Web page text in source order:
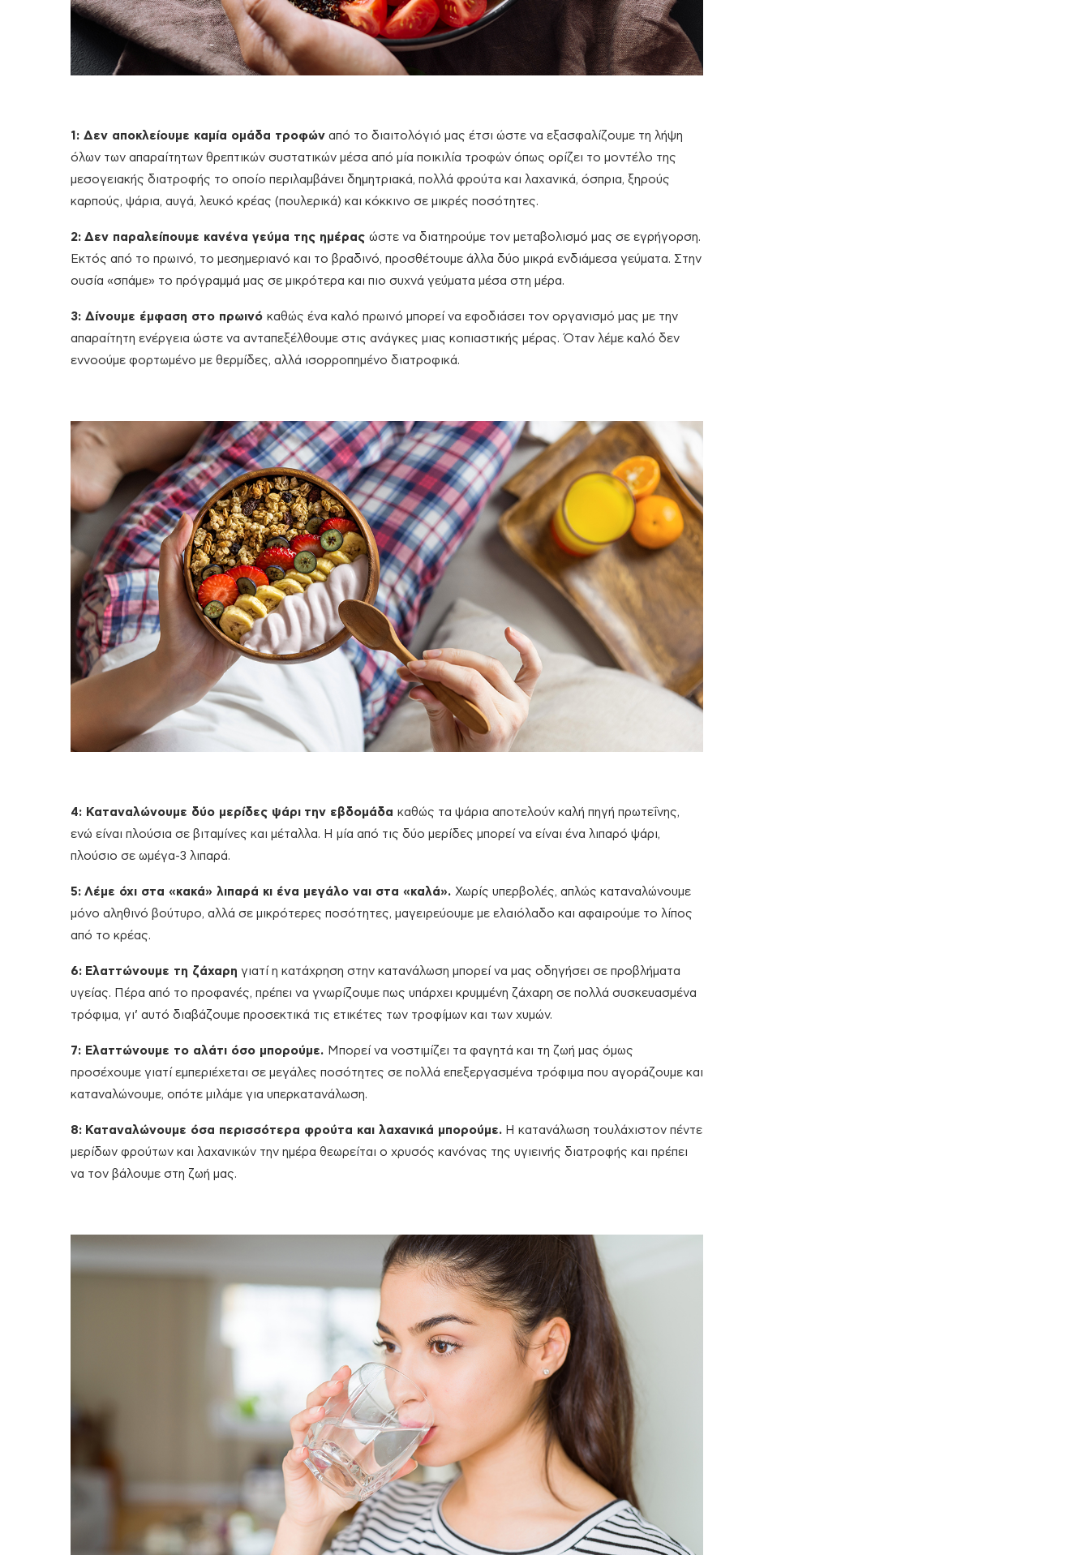
1: Δεν αποκλείουμε καμία ομάδα τροφών από το διαιτολόγιό μας έτσι ώστε να εξασφαλίζουμε τη λήψη
όλων των απαραίτητων θρεπτικών συστατικών μέσα από μία ποικιλία τροφών όπως ορίζει το μοντέλο της
μεσογειακής διατροφής το οποίο περιλαμβάνει δημητριακά, πολλά φρούτα και λαχανικά, όσπρια, ξηρούς
καρπούς, ψάρια, αυγά, λευκό κρέας (πουλερικά) και κόκκινο σε μικρές ποσότητες.
2: Δεν παραλείπουμε κανένα γεύμα της ημέρας ώστε να διατηρούμε τον μεταβολισμό μας σε εγρήγορση.
Εκτός από το πρωινό, το μεσημεριανό και το βραδινό, προσθέτουμε άλλα δύο μικρά ενδιάμεσα γεύματα. Στην
ουσία «σπάμε» το πρόγραμμά μας σε μικρότερα και πιο συχνά γεύματα μέσα στη μέρα.
3: Δίνουμε έμφαση στο πρωινό καθώς ένα καλό πρωινό μπορεί να εφοδιάσει τον οργανισμό μας με την
απαραίτητη ενέργεια ώστε να ανταπεξέλθουμε στις ανάγκες μιας κοπιαστικής μέρας. Όταν λέμε καλό δεν
εννοούμε φορτωμένο με θερμίδες, αλλά ισορροπημένο διατροφικά.
4: Καταναλώνουμε δύο μερίδες ψάρι την εβδομάδα καθώς τα ψάρια αποτελούν καλή πηγή πρωτεΐνης,
ενώ είναι πλούσια σε βιταμίνες και μέταλλα. Η μία από τις δύο μερίδες μπορεί να είναι ένα λιπαρό ψάρι,
πλούσιο σε ωμέγα-3 λιπαρά.
5: Λέμε όχι στα «κακά» λιπαρά κι ένα μεγάλο ναι στα «καλά». Χωρίς υπερβολές, απλώς καταναλώνουμε
μόνο αληθινό βούτυρο, αλλά σε μικρότερες ποσότητες, μαγειρεύουμε με ελαιόλαδο και αφαιρούμε το λίπος
από το κρέας.
6: Ελαττώνουμε τη ζάχαρη γιατί η κατάχρηση στην κατανάλωση μπορεί να μας οδηγήσει σε προβλήματα
υγείας. Πέρα από το προφανές, πρέπει να γνωρίζουμε πως υπάρχει κρυμμένη ζάχαρη σε πολλά συσκευασμένα
τρόφιμα, γι’ αυτό διαβάζουμε προσεκτικά τις ετικέτες των τροφίμων και των χυμών.
7: Ελαττώνουμε το αλάτι όσο μπορούμε. Μπορεί να νοστιμίζει τα φαγητά και τη ζωή μας όμως
προσέχουμε γιατί εμπεριέχεται σε μεγάλες ποσότητες σε πολλά επεξεργασμένα τρόφιμα που αγοράζουμε και
καταναλώνουμε, οπότε μιλάμε για υπερκατανάλωση.
8: Καταναλώνουμε όσα περισσότερα φρούτα και λαχανικά μπορούμε. Η κατανάλωση τουλάχιστον πέντε
μερίδων φρούτων και λαχανικών την ημέρα θεωρείται ο χρυσός κανόνας της υγιεινής διατροφής και πρέπει
να τον βάλουμε στη ζωή μας.